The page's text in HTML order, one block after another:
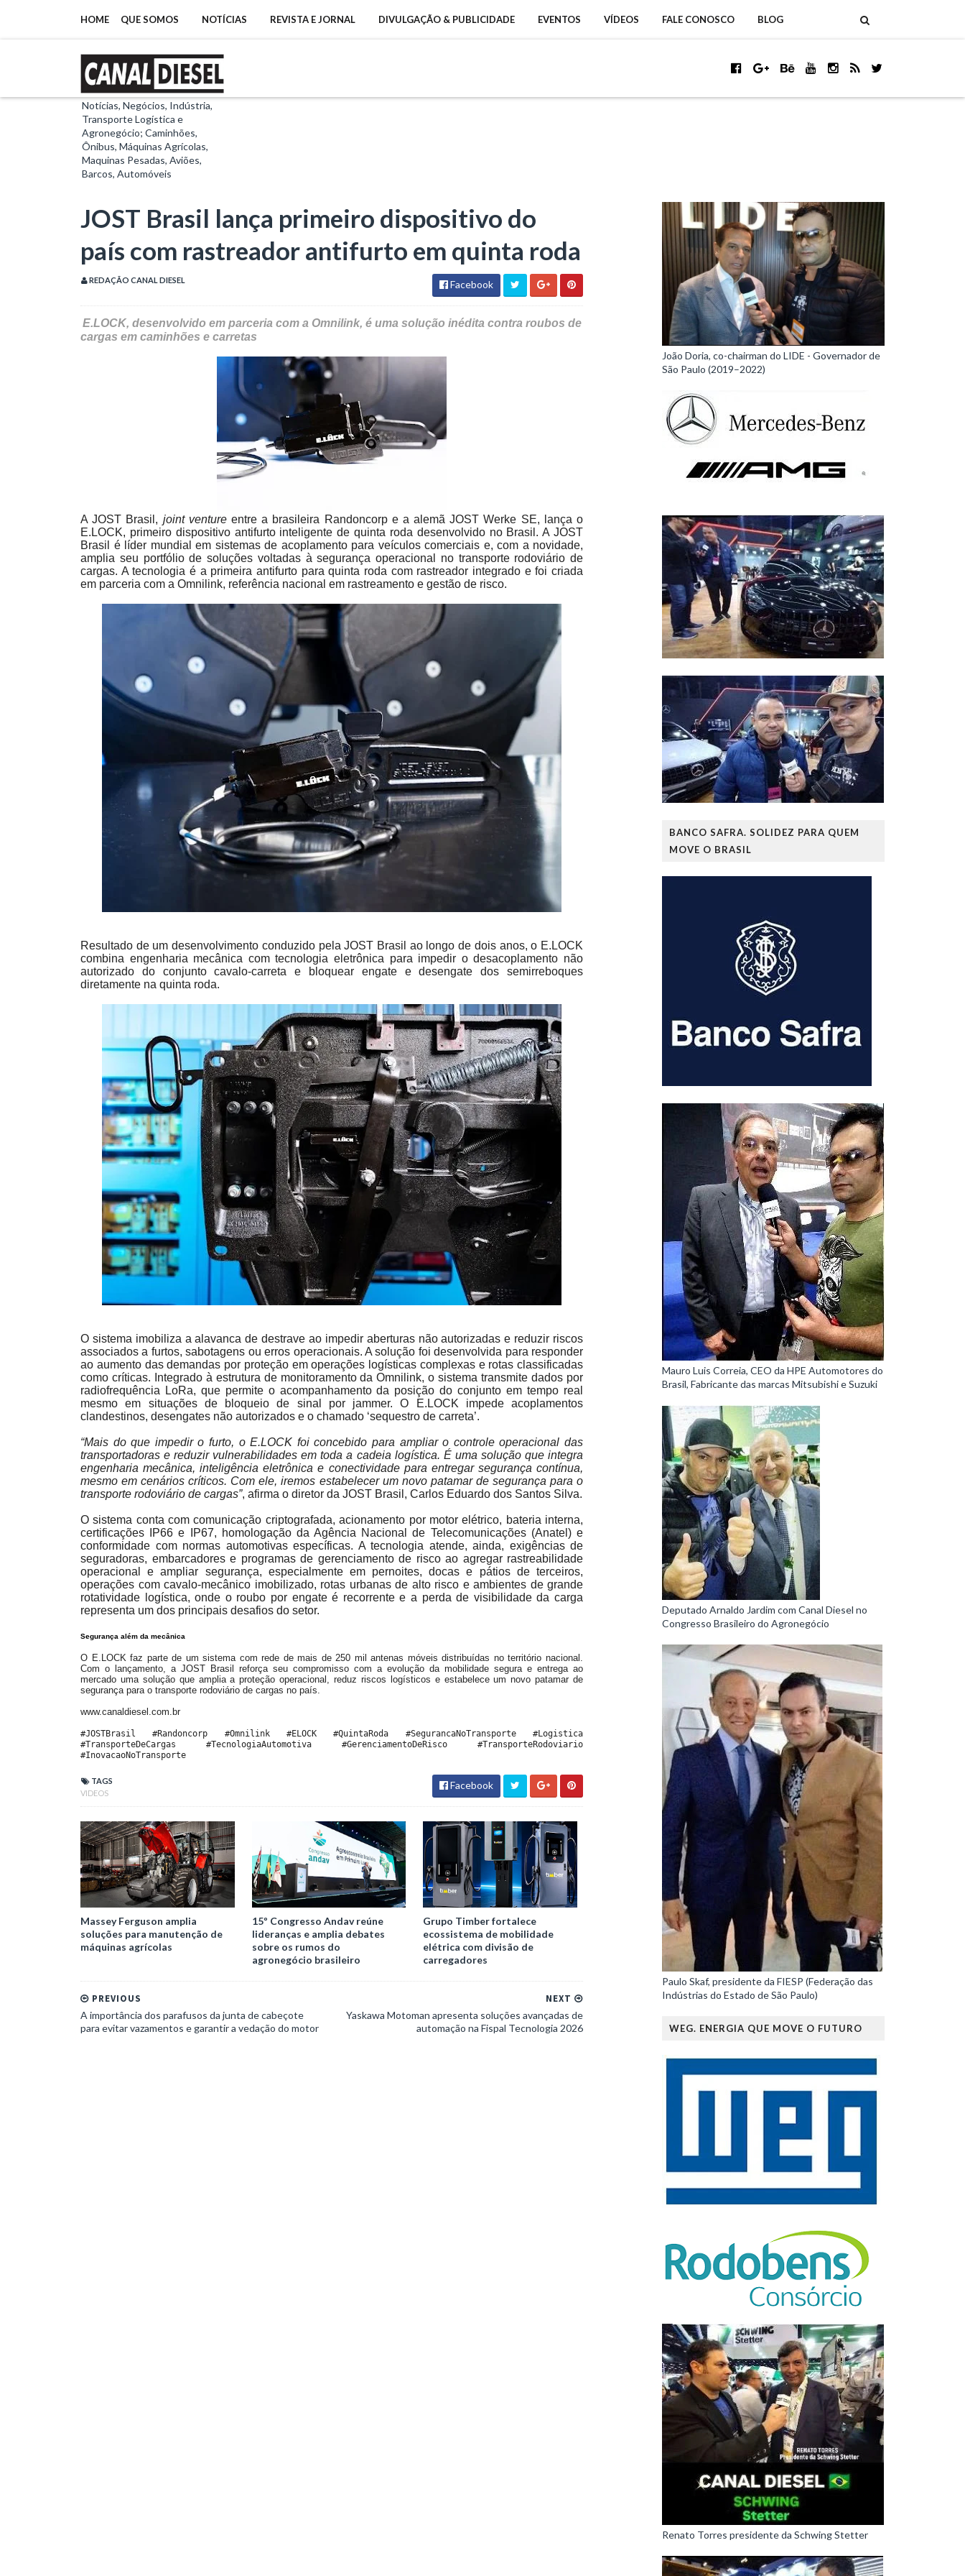
HOME QUE SOMOS NOTÍCIAS REVISTA E JORNAL DIVULGAÇÃO & PUBLICIDADE EVENTOS VÍDEOS FALE CONOSCO BLOG
Notícias, Negócios, Indústria,
Transporte Logística e
Agronegócio; Caminhões,
Ônibus, Máquinas Agrícolas,
Maquinas Pesadas, Aviões,
Barcos, Automóveis
JOST Brasil lança primeiro dispositivo do
país com rastreador antifurto em quinta roda
REDAÇÃO CANAL DIESEL Facebook
E.LOCK, desenvolvido em parceria com a Omnilink, é uma solução inédita contra roubos de
cargas em caminhões e carretas
A JOST Brasil, joint ventureentre a brasileira Randoncorp e a alemã JOST Werke SE, lança o
E.LOCK, primeiro dispositivo antifurto inteligente de quinta roda desenvolvido no Brasil. A JOST
Brasil é líder mundial em sistemas de acoplamento para veículos comerciais e, com a novidade,
amplia seu portfólio de soluções voltadas à segurança operacional no transporte rodoviário de
cargas. A tecnologia é a primeira antifurto para quinta roda com rastreador integrado e foi criada
em parceria com a Omnilink, referência nacional em rastreamento e gestão de risco.
Resultado de um desenvolvimento conduzido pela JOST Brasil ao longo de dois anos, o E.LOCK
combina engenharia mecânica com tecnologia eletrônica para impedir o desacoplamento não
autorizado do conjunto cavalo-carreta e bloquear engate e desengate dos semirreboques
diretamente na quinta roda.
O sistema imobiliza a alavanca de destrave ao impedir aberturas não autorizadas e reduzir riscos
associados a furtos, sabotagens ou erros operacionais. A solução foi desenvolvida para responder
ao aumento das demandas por proteção em operações logísticas complexas e rotas classificadas
como críticas. Integrado à estrutura de monitoramento da Omnilink, o sistema transmite dados por
radiofrequência LoRa, que permite o acompanhamento da posição do conjunto em tempo real
mesmo em situações de bloqueio de sinal por jammer. O E.LOCK impede acoplamentos
clandestinos, desengates não autorizados e o chamado ‘sequestro de carreta’.
“Mais do que impedir o furto, o E.LOCK foi concebido para ampliar o controle operacional das
transportadoras e reduzir vulnerabilidades em toda a cadeia logística. É uma solução que integra
engenharia mecânica, inteligência eletrônica e conectividade para entregar segurança contínua,
mesmo em cenários críticos. Com ele, iremos estabelecer um novo patamar de segurança para o
transporte rodoviário de cargas”, afirma o diretor da JOST Brasil, Carlos Eduardo dos Santos Silva.
O sistema conta com comunicação criptografada, acionamento por motor elétrico, bateria interna,
certificações IP66 e IP67, homologação da Agência Nacional de Telecomunicações (Anatel) e
conformidade com normas automotivas específicas. A tecnologia atende, ainda, exigências de
seguradoras, embarcadores e programas de gerenciamento de risco ao agregar rastreabilidade
operacional e ampliar segurança, especialmente em pernoites, docas e pátios de terceiros,
operações com cavalo-mecânico imobilizado, rotas urbanas de alto risco e ambientes de grande
rotatividade logística, onde o roubo por engate é recorrente e a perda de visibilidade da carga
representa um dos principais desafios do setor.
Segurança além da mecânica
O E.LOCK faz parte de um sistema com rede de mais de 250 mil antenas móveis distribuídas no território nacional.
Com o lançamento, a JOST Brasil reforça seu compromisso com a evolução da mobilidade segura e entrega ao
mercado uma solução que amplia a proteção operacional, reduz riscos logísticos e estabelece um novo patamar de
segurança para o transporte rodoviário de cargas no país.
www.canaldiesel.com.br
#JOSTBrasil #Randoncorp #Omnilink #ELOCK #QuintaRoda #SegurancaNoTransporte
#Logistica
#TransporteDeCargas
#TecnologiaAutomotiva #GerenciamentoDeRisco
#TransporteRodoviario
#InovacaoNoTransporte
TAGS
VIDEOS
Facebook
Massey Ferguson amplia
soluções para manutenção de
máquinas agrícolas
15º Congresso Andav reúne
lideranças e amplia debates
sobre os rumos do
agronegócio brasileiro
Grupo Timber fortalece
ecossistema de mobilidade
elétrica com divisão de
carregadores
NEXT
Yaskawa Motoman apresenta soluções avançadas de
automação na Fispal Tecnologia 2026
PREVIOUS
A importância dos parafusos da junta de cabeçote
para evitar vazamentos e garantir a vedação do motor
João Doria, co-chairman do LIDE - Governador de
São Paulo (2019–2022)
BANCO SAFRA. SOLIDEZ PARA QUEM
MOVE O BRASIL
Mauro Luis Correia, CEO da HPE Automotores do
Brasil, Fabricante das marcas Mitsubishi e Suzuki
Deputado Arnaldo Jardim com Canal Diesel no
Congresso Brasileiro do Agronegócio
Paulo Skaf, presidente da FIESP (Federação das
Indústrias do Estado de São Paulo)
WEG. ENERGIA QUE MOVE O FUTURO
Renato Torres presidente da Schwing Stetter